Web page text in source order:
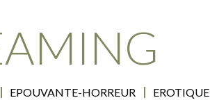
EPOUVANTE-HORREUR EROTIQUE